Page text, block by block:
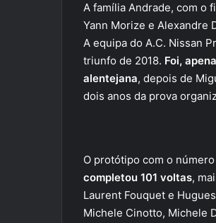
A família Andrade, com o
Yann Morize e Alexandre
A equipa do A.C. Nissan
triunfo de 2018. Foi,
alentejana, depois de
dois anos da prova
O protótipo com o
completou 101 voltas,
Laurent Fouquet e
Michele Cinotto, Michele